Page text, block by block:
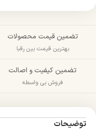
تضمین قیمت محصولات
بهترین قیمت بین رقبا
تضمین کیفیت و اصالت
فروش بی واسطه
توضیحات